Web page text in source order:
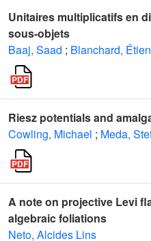
Unitaires multiplicatifs en
sous-objets
Baaj, Saad ; Blanchard,
Riesz potentials and
Cowling, Michael ; Meda,
A note on projective Levi
algebraic foliations
Neto, Alcides Lins